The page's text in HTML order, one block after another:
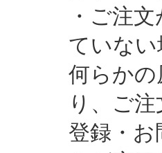
・ご注
ていない
何らか
り、ご
登録・